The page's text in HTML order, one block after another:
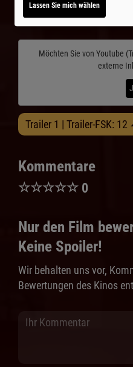
© CINEPROG ...macht Lust auf
Möchten Sie von Youtube
externe
Trailer 1 | Trailer-FSK: 12
Kommentare
☆☆☆☆☆ 0
Nur den Film
Keine Spoiler!
Wir behalten uns vor,
Bewertungen des Kinos
Lassen Sie mich wählen